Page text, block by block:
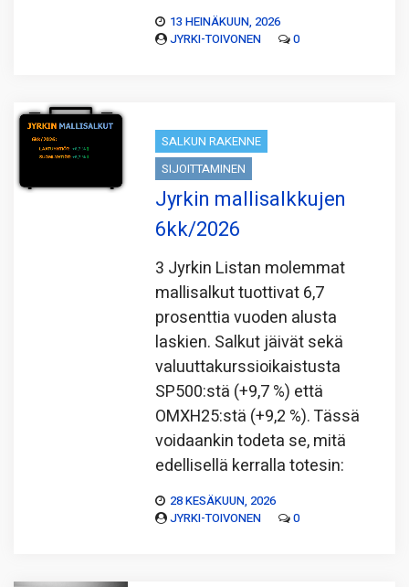
13 HEINÄKUUN, 2026
JYRKI-TOIVONEN
0
SALKUN RAKENNE
SIJOITTAMINEN
Jyrkin mallisalkkujen
6kk/2026
3 Jyrkin Listan molemmat
mallisalkut tuottivat 6,7
prosenttia vuoden alusta
laskien. Salkut jäivät sekä
valuuttakurssioikaistusta
SP500:stä (+9,7 %) että
OMXH25:stä (+9,2 %). Tässä
voidaankin todeta se, mitä
edellisellä kerralla totesin:
28 KESÄKUUN, 2026
JYRKI-TOIVONEN
0